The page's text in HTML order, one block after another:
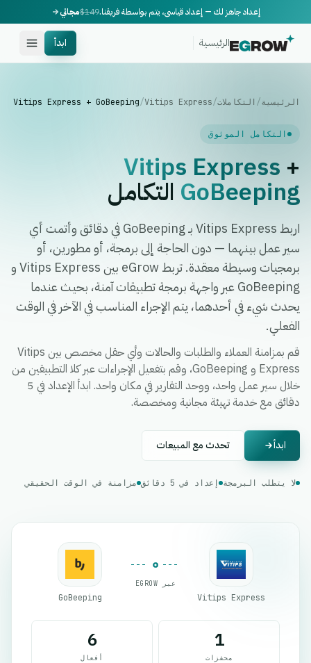
إعداد جاهز لك — إعداد قياسي، يتم بواسطة فريقنا.$149مجاني
الرئيسية ابدأ
الرئيسية/ التكاملات/
Vitips Express
/
Vitips Express + GoBeeping
التكامل الموثوق
Vitips Express +
GoBeeping التكامل
اربط Vitips Express بـ GoBeeping في دقائق وأتمت أي
سير عمل بينهما — دون الحاجة إلى برمجة، أو مطورين، أو
برمجيات وسيطة معقدة. تربط eGrow بين Vitips Express و
GoBeeping عبر واجهة برمجة تطبيقات آمنة، بحيث عندما
يحدث شيء في أحدهما، يتم الإجراء المناسب في الآخر في الوقت
الفعلي.
قم بمزامنة العملاء والطلبات والحالات وأي حقل مخصص بين Vitips
Express و GoBeeping، وقم بتفعيل الإجراءات عبر كلا التطبيقين من
خلال سير عمل واحد، ووحد التقارير في مكان واحد. ابدأ الإعداد في 5
دقائق مع خدمة تهيئة مجانية ومخصصة.
ابدأ تحدث مع المبيعات
لا يتطلب البرمجة إعداد في 5 دقائق مزامنة في الوقت الحقيقي
Vitips Express
عبر EGROW
GoBeeping
1
محفزات
6
أفعال